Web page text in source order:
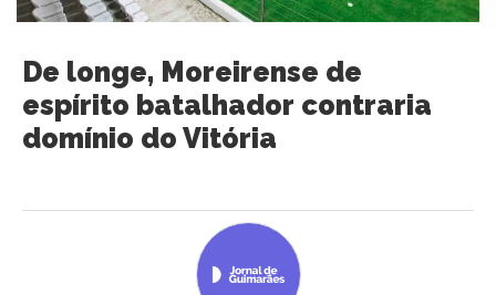
De longe, Moreirense de
espírito batalhador contraria
domínio do Vitória